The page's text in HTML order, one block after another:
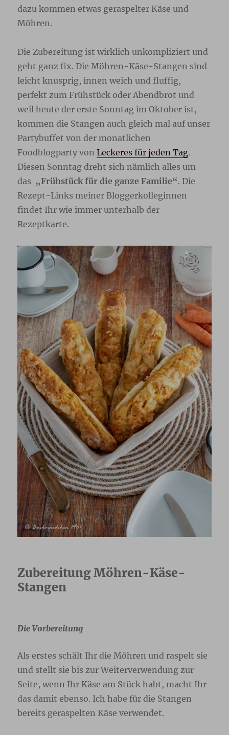
dazu kommen etwas geraspelter Käse und
Möhren.
Die Zubereitung ist wirklich unkompliziert und
geht ganz fix. Die Möhren-Käse-Stangen sind
leicht knusprig, innen weich und fluffig,
perfekt zum Frühstück oder Abendbrot und
weil heute der erste Sonntag im Oktober ist,
kommen die Stangen auch gleich mal auf unser
Partybuffet von der monatlichen
Foodblogparty vonLeckeres für jeden Tag.
Diesen Sonntag dreht sich nämlich alles um
das „Frühstück für die ganze Familie“. Die
Rezept-Links meiner Bloggerkolleginnen
findet Ihr wie immer unterhalb der
Rezeptkarte.
Zubereitung Möhren-Käse-
Stangen
Die Vorbereitung
Als erstes schält Ihr die Möhren und raspelt sie
und stellt sie bis zur Weiterverwendung zur
Seite, wenn Ihr Käse am Stück habt, macht Ihr
das damit ebenso. Ich habe für die Stangen
bereits geraspelten Käse verwendet.